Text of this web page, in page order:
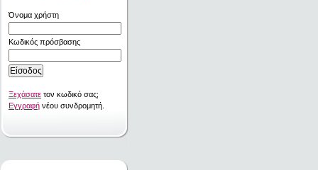
Όνομα χρήστη
Κωδικός πρόσβασης
Ξεχάσατε τον κωδικό σας;
Εγγραφή νέου συνδρομητή.